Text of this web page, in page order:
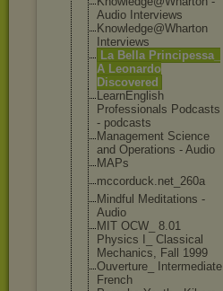
Audio Interviews
Knowledge@Wharton
Interviews
La Bella Principessa_
A Leonardo
Discovered
LearnEnglish
Professionals Podcasts
- podcasts
Management Science
and Operations - Audio
MAPs
mccorduck.net_ 260a
Mindful Meditations -
Audio
MIT OCW_ 8.01
Physics I_ Classical
Mechanics, Fall 1999
Ouverture_ Intermediate
French